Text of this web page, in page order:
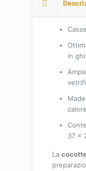
in
calore
37 x
La